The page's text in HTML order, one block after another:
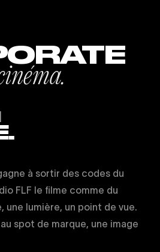
à sortir des codes du
FLF le filme comme du
une lumière, un point de vue.
spot de marque, une image